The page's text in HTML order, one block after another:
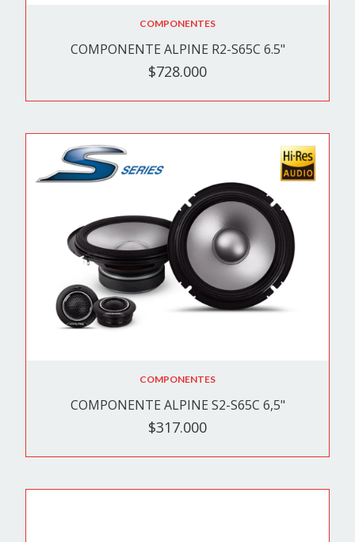
COMPONENTES
COMPONENTE ALPINE R2-S65C 6.5"
$728.000
COMPONENTES
COMPONENTE ALPINE S2-S65C 6,5"
$317.000